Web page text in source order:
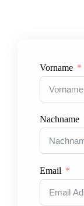
Vorname
Nachname
Email